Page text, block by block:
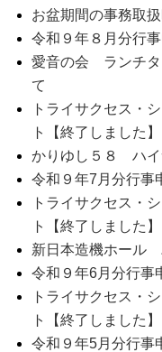
お盆期間の事務取
令和９年８月分行
愛音の会 ランチ
て
トライサクセス・
ト【終了しました】
かりゆし５８ ハイ
令和９年7月分行事
トライサクセス・
ト【終了しました】
新日本造機ホール
令和９年6月分行事
トライサクセス・
ト【終了しました】
令和９年5月分行事